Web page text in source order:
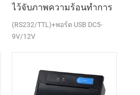
ไว้จับภาพความร้อนทำการ
เมานท์ใบเสร็จของ
เครื่องพิมพ์
(RS232/TTL)+พอร์ต USB DC5-
9V/12V